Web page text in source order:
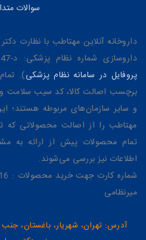
سوالات
داروخانه آنلاین مهتاطب با نظارت
داروسازی شماره نظام پزشکی: د-3247، فعالیت می‌کند. (
پروفایل در سامانه نظام پزشکی).
برچسب اصالت کالا، کد سیب سلامت
و سایر سازمان‌های مربوطه هستند؛
مهتاطب را از اصالت محصولاتی که
تمام محصولات پیش از ارائه به
اطلاعات نیز بررسی می‌شوند.
میرنظامی
آدرس: تهران، شهریار، باغستان، جنب